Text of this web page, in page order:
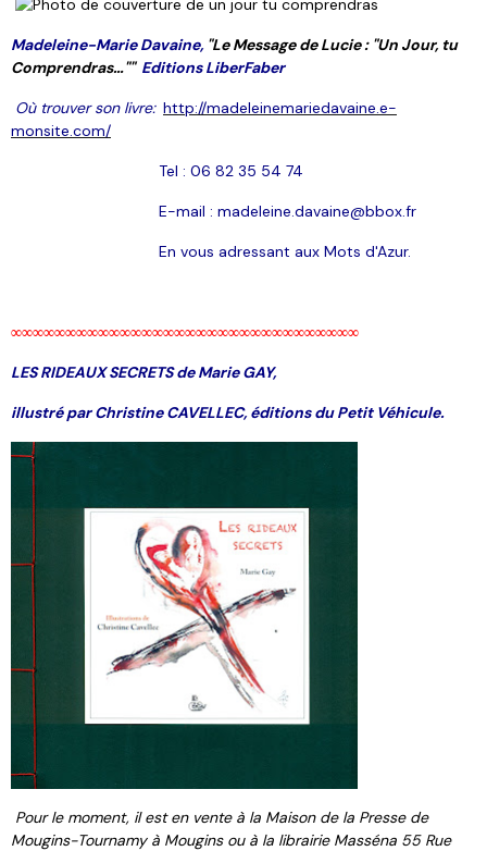
Madeleine-Marie Davaine, "Le Message de Lucie : "Un Jour, tu
Comprendras…"" Editions LiberFaber
Où trouver son livre: http://madeleinemariedavaine.e-
monsite.com/
Tel : 06 82 35 54 74
E-mail : madeleine.davaine@bbox.fr
En vous adressant aux Mots d'Azur.
∞∞∞∞∞∞∞∞∞∞∞∞∞∞∞∞∞∞∞∞∞∞∞∞∞∞∞∞∞∞∞∞
LES RIDEAUX SECRETS de Marie GAY,
illustré par Christine CAVELLEC, éditions du Petit Véhicule.
Pour le moment, il est en vente à la Maison de la Presse de
Mougins-Tournamy à Mougins ou à la librairie Masséna 55 Rue